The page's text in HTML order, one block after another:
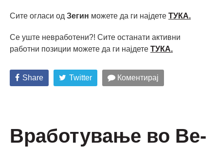
Сите огласи од Зегин можете да ги најдете ТУКА.
Се уште невработени?! Сите останати активни
работни позиции можете да ги најдете ТУКА.
Share Twitter Коментирај
Вработување во Be-